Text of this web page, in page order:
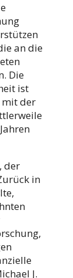
an die
Die
ist
mit der
der
in
J.